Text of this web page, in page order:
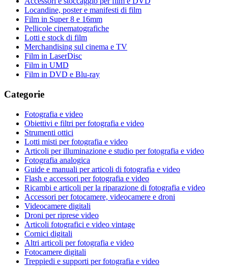
Locandine, poster e manifesti di film
Film in Super 8 e 16mm
Pellicole cinematografiche
Lotti e stock di film
Merchandising sul cinema e TV
Film in LaserDisc
Film in UMD
Film in DVD e Blu-ray
Categorie
Fotografia e video
Obiettivi e filtri per fotografia e video
Strumenti ottici
Lotti misti per fotografia e video
Articoli per illuminazione e studio per fotografia e video
Fotografia analogica
Guide e manuali per articoli di fotografia e video
Flash e accessori per fotografia e video
Ricambi e articoli per la riparazione di fotografia e video
Accessori per fotocamere, videocamere e droni
Videocamere digitali
Droni per riprese video
Articoli fotografici e video vintage
Cornici digitali
Altri articoli per fotografia e video
Fotocamere digitali
Treppiedi e supporti per fotografia e video